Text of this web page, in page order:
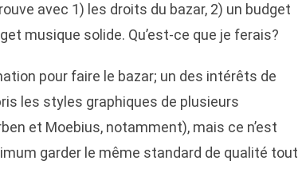
avec 1) les droits du bazar, 2) un budget
musique solide. Qu’est-ce que je ferais?
pour faire le bazar; un des intérêts de
les styles graphiques de plusieurs
et Moebius, notamment), mais ce n’est
garder le même standard de qualité tout